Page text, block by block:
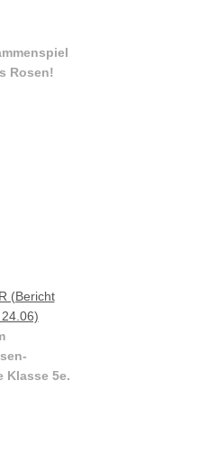
Rosen!
(Bericht
Klasse 5e.